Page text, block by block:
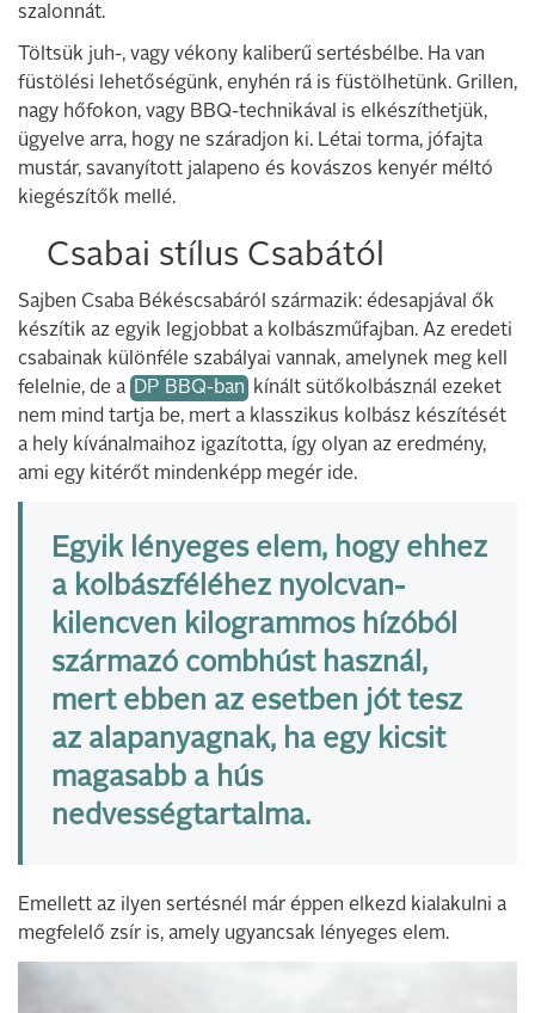
szalonnát.
Töltsük juh-, vagy vékony kaliberű sertésbélbe. Ha van
füstölési lehetőségünk, enyhén rá is füstölhetünk. Grillen,
nagy hőfokon, vagy BBQ-technikával is elkészíthetjük,
ügyelve arra, hogy ne száradjon ki. Létai torma, jófajta
mustár, savanyított jalapeno és kovászos kenyér méltó
kiegészítők mellé.
Csabai stílus Csabától
Sajben Csaba Békéscsabáról származik: édesapjával ők
készítik az egyik legjobbat a kolbászműfajban. Az eredeti
csabainak különféle szabályai vannak, amelynek meg kell
felelnie, de a DP BBQ-ban kínált sütőkolbásznál ezeket
nem mind tartja be, mert a klasszikus kolbász készítését
a hely kívánalmaihoz igazította, így olyan az eredmény,
ami egy kitérőt mindenképp megér ide.
Egyik lényeges elem, hogy ehhez
a kolbászféléhez nyolcvan-
kilencven kilogrammos hízóból
származó combhúst használ,
mert ebben az esetben jót tesz
az alapanyagnak, ha egy kicsit
magasabb a hús
nedvességtartalma.
Emellett az ilyen sertésnél már éppen elkezd kialakulni a
megfelelő zsír is, amely ugyancsak lényeges elem.